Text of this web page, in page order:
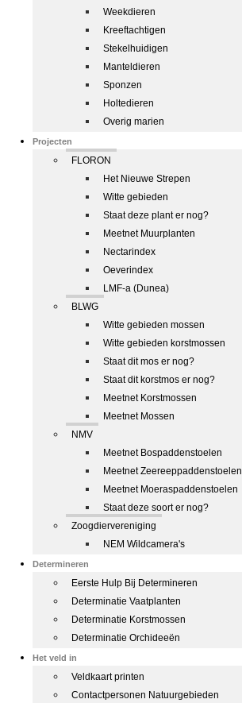
Weekdieren
Kreeftachtigen
Stekelhuidigen
Manteldieren
Sponzen
Holtedieren
Overig marien
Projecten
FLORON
Het Nieuwe Strepen
Witte gebieden
Staat deze plant er nog?
Meetnet Muurplanten
Nectarindex
Oeverindex
LMF-a (Dunea)
BLWG
Witte gebieden mossen
Witte gebieden korstmossen
Staat dit mos er nog?
Staat dit korstmos er nog?
Meetnet Korstmossen
Meetnet Mossen
NMV
Meetnet Bospaddenstoelen
Meetnet Zeereeppaddenstoelen
Meetnet Moeraspaddenstoelen
Staat deze soort er nog?
Zoogdiervereniging
NEM Wildcamera's
Determineren
Eerste Hulp Bij Determineren
Determinatie Vaatplanten
Determinatie Korstmossen
Determinatie Orchideeën
Het veld in
Veldkaart printen
Contactpersonen Natuurgebieden